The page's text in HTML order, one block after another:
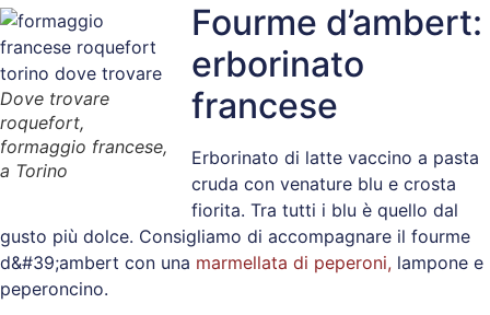
Dove trovare
roquefort,
formaggio francese,
a Torino
Fourme d’ambert:
erborinato
francese
Erborinato di latte vaccino a pasta
cruda con venature blu e crosta
fiorita. Tra tutti i blu è quello dal
gusto più dolce. Consigliamo di accompagnare il fourme
d&#39;ambert con una marmellata di peperoni, lampone e
peperoncino.